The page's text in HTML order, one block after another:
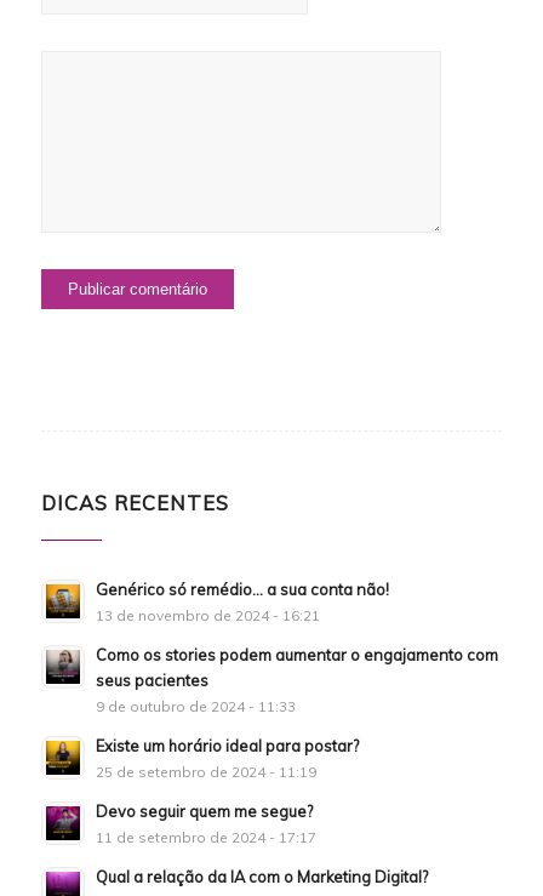
DICAS RECENTES
Genérico só remédio… a sua conta não!
13 de novembro de 2024 - 16:21
Como os stories podem aumentar o engajamento com
seus pacientes
9 de outubro de 2024 - 11:33
Existe um horário ideal para postar?
25 de setembro de 2024 - 11:19
Devo seguir quem me segue?
11 de setembro de 2024 - 17:17
Qual a relação da IA com o Marketing Digital?